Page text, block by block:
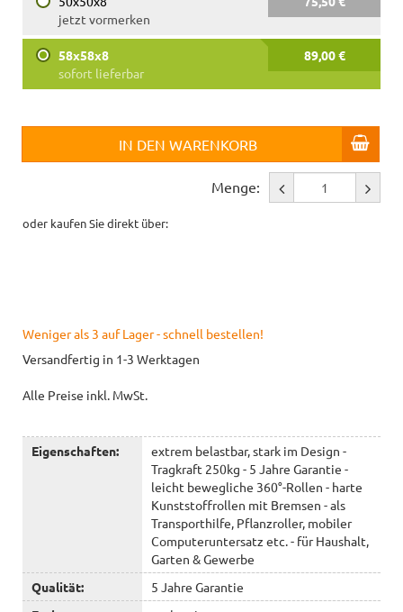
jetzt vormerken
58x58x8
89,00 €
sofort lieferbar
IN DEN WARENKORB
Menge:
oder kaufen Sie direkt über:
Weniger als 3 auf Lager - schnell bestellen!
Versandfertig in 1-3 Werktagen
Alle Preise inkl. MwSt.
Eigenschaften:
extrem belastbar, stark im Design -
Tragkraft 250kg - 5 Jahre Garantie -
leicht bewegliche 360°-Rollen - harte
Kunststoffrollen mit Bremsen - als
Transporthilfe, Pflanzroller, mobiler
Computeruntersatz etc. - für Haushalt,
Garten & Gewerbe
Qualität:
5 Jahre Garantie